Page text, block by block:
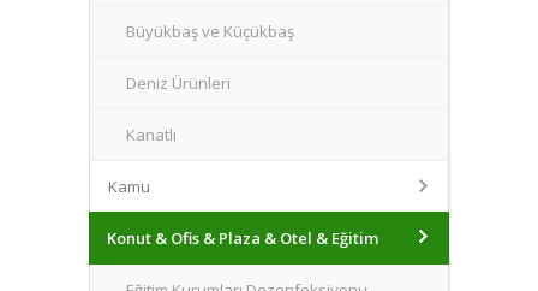
Büyükbaş ve Küçükbaş
Deniz Ürünleri
Kanatlı
Kamu
Konut & Ofis & Plaza & Otel & Eğitim